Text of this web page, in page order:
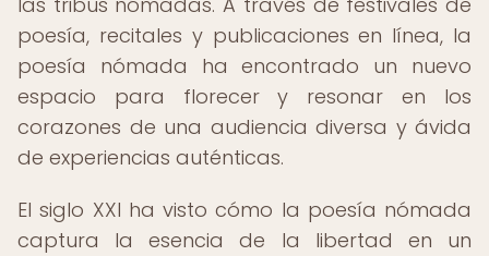
poesía, recitales y publicaciones en línea, la
poesía nómada ha encontrado un nuevo
espacio para florecer y resonar en los
corazones de una audiencia diversa y ávida
de experiencias auténticas.
El siglo XXI ha visto cómo la poesía nómada
captura la esencia de la libertad en un